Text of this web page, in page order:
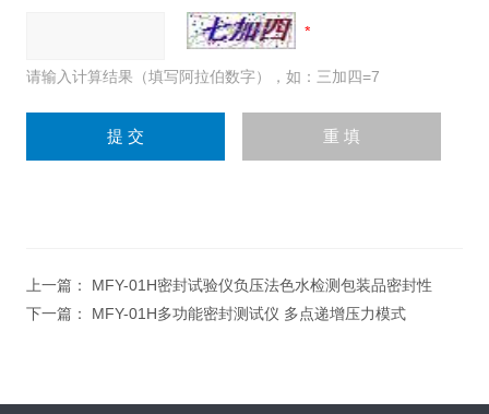
请输入计算结果（填写阿拉伯数字），如：三加四=7
上一篇： MFY-01H密封试验仪负压法色水检测包装品密封性
下一篇： MFY-01H多功能密封测试仪 多点递增压力模式